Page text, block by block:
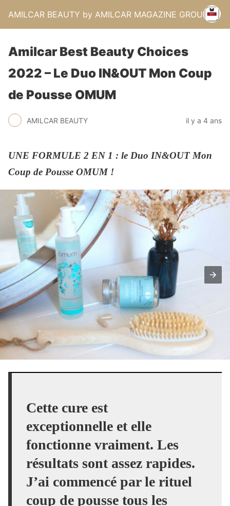
AMILCAR BEAUTY by AMILCAR MAGAZINE GROUP.
Amilcar Best Beauty Choices
2022 – Le Duo IN&OUT Mon Coup
de Pousse OMUM
AMILCAR BEAUTY il y a 4 ans
UNE FORMULE 2 EN 1 : le Duo IN&OUT Mon
Coup de Pousse OMUM!
Cette cure est
exceptionnelle et elle
fonctionne vraiment. Les
résultats sont assez rapides.
J’ai commencé par le rituel
coup de pousse tous les